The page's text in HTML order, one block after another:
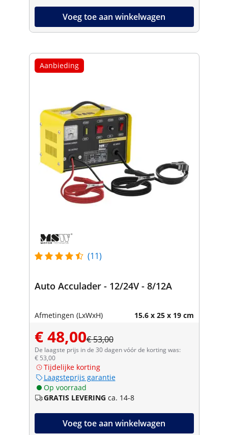
Voeg toe aan winkelwagen
Aanbieding
(11)
Auto Acculader - 12/24V - 8/12A
Afmetingen (LxWxH) 15.6 x 25 x 19 cm
€ 48,00€ 53,00
De laagste prijs in de 30 dagen vóór de korting was:
€ 53,00
Tijdelijke korting
Laagsteprijs garantie
Op voorraad
GRATIS LEVERING ca. 14-8
Voeg toe aan winkelwagen